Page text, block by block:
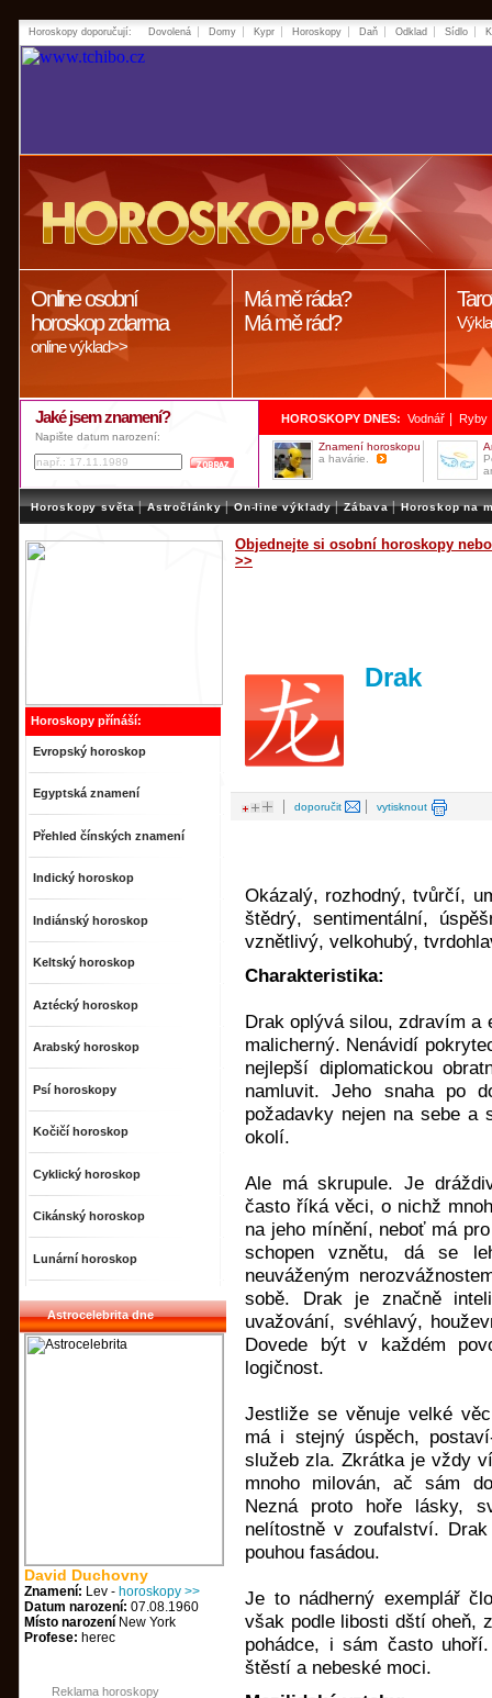
Horoskopy doporučují: Dovolená Domy Kypr Horoskopy Daň Odklad Sídlo
Online osobní
horoskop zdarma
online výklad>>
Má mě ráda?
Má mě rád?
Jaké jsem znamení?
Napište datum narození:
HOROSKOPY DNES: Vodnář Ryby
Znamení horoskopu
a havárie.
Horoskopy světa | Astročlánky | On-line výklady | Zábava | Horoskop na
Horoskopy přínáší:
Evropský horoskop
Egyptská znamení
Přehled čínských znamení
Indický horoskop
Indiánský horoskop
Keltský horoskop
Aztécký horoskop
Arabský horoskop
Psí horoskopy
Kočičí horoskop
Cyklický horoskop
Cikánský horoskop
Lunární horoskop
Astrocelebrita dne
David Duchovny
Znamení: Lev - horoskopy >>
Datum narození: 07.08.1960
Místo narození New York
Profese: herec
Reklama horoskopy
Objednejte si osobní horoskopy
>>
Drak
| doporučit | vytisknout
Okázalý, rozhodný, tvůrčí,
štědrý, sentimentální,
vznětlivý, velkohubý,
Charakteristika:
Drak oplývá silou, zdravím a
malicherný. Nenávidí
nejlepší diplomatickou
namluvit. Jeho snaha po
požadavky nejen na sebe a
okolí.
Ale má skrupule. Je
často říká věci, o nichž
na jeho mínění, neboť má
schopen vznětu, dá se
neuváženým
sobě. Drak je značně
uvažování, svéhlavý,
Dovede být v každém
logičnost.
Jestliže se věnuje velké
má i stejný úspěch,
služeb zla. Zkrátka je vždy
mnoho milován, ač sám
Nezná proto hoře lásky,
nelítostně v zoufalství.
pouhou fasádou.
Je to nádherný exemplář
však podle libosti dští oheň,
pohádce, i sám často
štěstí a nebeské moci.